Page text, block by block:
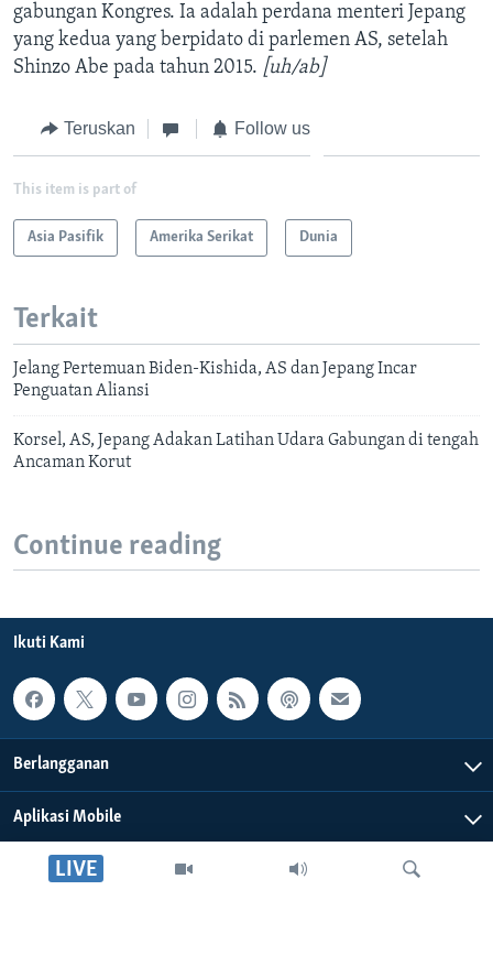
LIVE
gabungan Kongres. Ia adalah perdana menteri Jepang
yang kedua yang berpidato di parlemen AS, setelah
Shinzo Abe pada tahun 2015. [uh/ab]
Teruskan Follow us
This item is part of
Asia Pasifik Amerika Serikat Dunia
Terkait
Jelang Pertemuan Biden-Kishida, AS dan Jepang Incar
Penguatan Aliansi
Korsel, AS, Jepang Adakan Latihan Udara Gabungan di tengah
Ancaman Korut
Continue reading
Ikuti Kami
Berlangganan
Aplikasi Mobile
Tentang Kami